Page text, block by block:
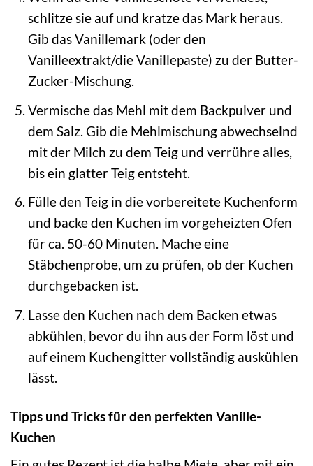
schlitze sie auf und kratze das Mark heraus.
Gib das Vanillemark (oder den
Vanilleextrakt/die Vanillepaste) zu der Butter-
Zucker-Mischung.
Vermische das Mehl mit dem Backpulver und
dem Salz. Gib die Mehlmischung abwechselnd
mit der Milch zu dem Teig und verrühre alles,
bis ein glatter Teig entsteht.
Fülle den Teig in die vorbereitete Kuchenform
und backe den Kuchen im vorgeheizten Ofen
für ca. 50-60 Minuten. Mache eine
Stäbchenprobe, um zu prüfen, ob der Kuchen
durchgebacken ist.
Lasse den Kuchen nach dem Backen etwas
abkühlen, bevor du ihn aus der Form löst und
auf einem Kuchengitter vollständig auskühlen
lässt.
Tipps und Tricks für den perfekten Vanille-
Kuchen